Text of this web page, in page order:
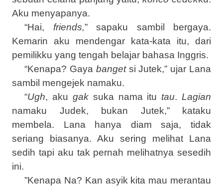
Aku menyapanya.
“Hai, friends,” sapaku sambil bergaya.
Kemarin aku mendengar kata-kata itu, dari
pemilikku yang tengah belajar bahasa Inggris.
“Kenapa? Gaya banget si Jutek,” ujar Lana
sambil mengejek namaku.
“Ugh, aku gak suka nama itu tau.Lagian
namaku Judek, bukan Jutek,” kataku
membela. Lana hanya diam saja, tidak
seriang biasanya. Aku sering melihat Lana
sedih tapi aku tak pernah melihatnya sesedih
ini.
”Kenapa Na? Kan asyik kita mau merantau